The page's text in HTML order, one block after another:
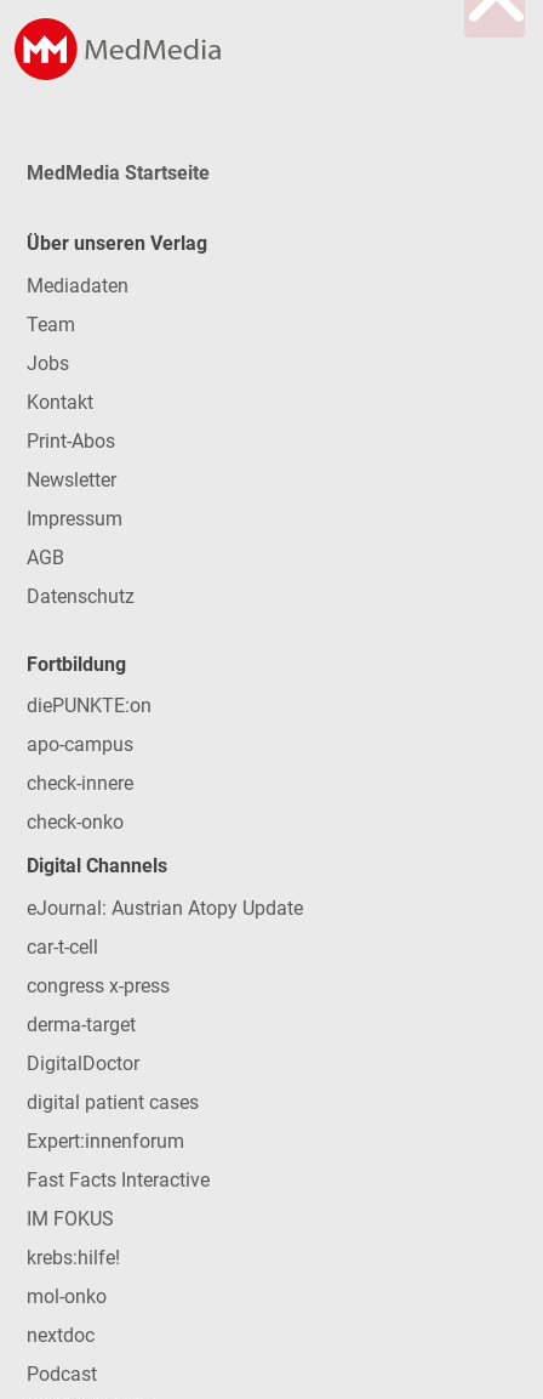
MedMedia Startseite
Über unseren Verlag
Mediadaten
Team
Jobs
Kontakt
Print-Abos
Newsletter
Impressum
AGB
Datenschutz
Fortbildung
diePUNKTE:on
apo-campus
check-innere
check-onko
Digital Channels
eJournal: Austrian Atopy Update
car-t-cell
congress x-press
derma-target
DigitalDoctor
digital patient cases
Expert:innenforum
Fast Facts Interactive
IM FOKUS
krebs:hilfe!
mol-onko
nextdoc
Podcast